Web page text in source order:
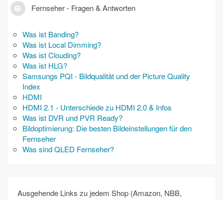
Fernseher - Fragen & Antworten
Was ist Banding?
Was ist Local Dimming?
Was ist Clouding?
Was ist HLG?
Samsungs PQI - Bildqualität und der Picture Quality
Index
HDMI
HDMI 2.1 - Unterschiede zu HDMI 2.0 & Infos
Was ist DVR und PVR Ready?
Bildoptimierung: Die besten Bildeinstellungen für den
Fernseher
Was sind QLED Fernseher?
Ausgehende Links zu jedem Shop (Amazon, NBB,